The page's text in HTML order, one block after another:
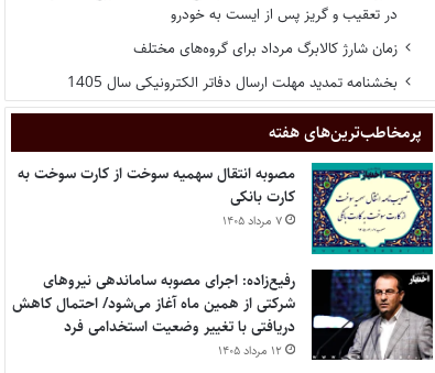
در تعقیب و گریز پس از ایست به خودرو
زمان شارژ کالابرگ مرداد برای گروه‌های مختلف
بخشنامه تمدید مهلت ارسال دفاتر الکترونیکی سال 1405
پر‌مخاطب‌ترین‌های هفته
مصوبه انتقال سهمیه سوخت از کارت سوخت به
کارت بانکی
۷ مرداد ۱۴۰۵
رفیع‌زاده: اجرای مصوبه ساماندهی نیروهای
شرکتی از همین ماه آغاز می‌شود/ احتمال کاهش
دریافتی با تغییر وضعیت استخدامی فرد
۱۲ مرداد ۱۴۰۵